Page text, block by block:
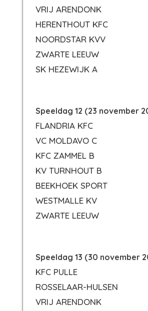
VRIJ ARENDONK
HERENTHOUT KFC
NOORDSTAR KVV
ZWARTE LEEUW
SK HEZEWIJK A
Speeldag 12 (23 november
FLANDRIA KFC
VC MOLDAVO C
KFC ZAMMEL B
KV TURNHOUT B
BEEKHOEK SPORT
WESTMALLE KV
ZWARTE LEEUW
Speeldag 13 (30 november
KFC PULLE
ROSSELAAR-HULSEN
VRIJ ARENDONK